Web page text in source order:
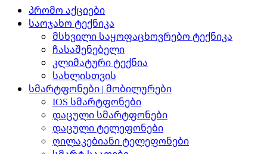
პრომო აქციები
საოჯახო ტექნიკა
მსხვილი საყოფაცხოვრებო ტექნიკა
ჩასაშენებელი
კლიმატური ტექნია
სახლისთვის
სმარტფონები | მობილურები
IOS სმარტფონები
დაცული სმარტფონები
დაცული ტელეფონები
ღილაკებიანი ტელეფონები